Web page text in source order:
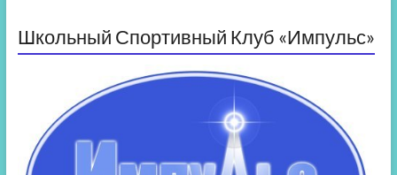
Школьный Спортивный Клуб «Импульс»